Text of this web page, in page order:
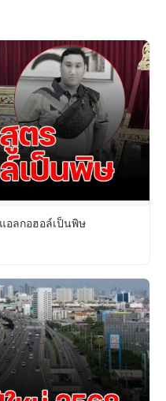
อลกอฮอล์เป็นพิษ